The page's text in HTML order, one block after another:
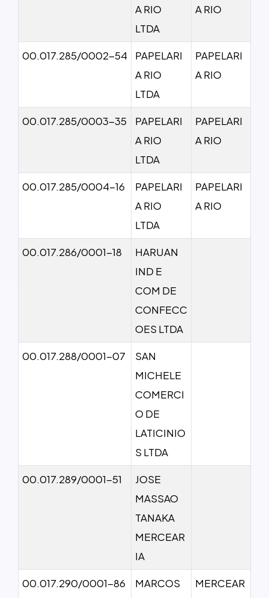
A RIO
LTDA
A RIO
00.017.285/0002-54
PAPELARI
A RIO
LTDA
PAPELARI
A RIO
00.017.285/0003-35
PAPELARI
A RIO
LTDA
PAPELARI
A RIO
00.017.285/0004-16
PAPELARI
A RIO
LTDA
PAPELARI
A RIO
00.017.286/0001-18
HARUAN
IND E
COM DE
CONFECC
OES LTDA
00.017.288/0001-07
SAN
MICHELE
COMERCI
O DE
LATICINIO
S LTDA
00.017.289/0001-51
JOSE
MASSAO
TANAKA
MERCEAR
IA
00.017.290/0001-86
MARCOS
MERCEAR